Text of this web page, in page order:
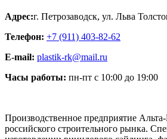
Адрес:г. Петрозаводск, ул. Льва
Телефон: +7 (911) 403-82-62
E-mail: plastik-rk@mail.ru
Часы работы: пн-пт с 10:00 до 19:00
Производственное предприятие
российского строительного рынка.